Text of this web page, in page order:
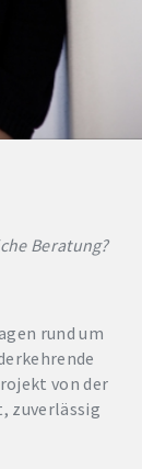
Beratung?
rund um
von der
zuverlässig